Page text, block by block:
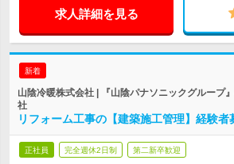
求人詳細を見る
新着
山陰冷暖株式会社 | 『山陰パナソニックグループ
社
リフォーム工事の【建築施工管理】経験者
正社員 完全週休2日制 第二新卒歓迎